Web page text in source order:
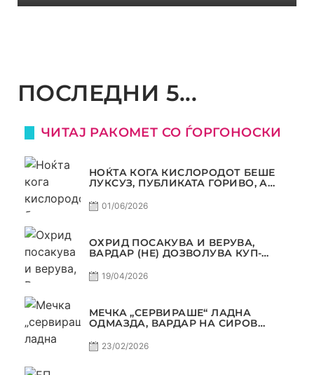
ПОСЛЕДНИ 5...
ЧИТАЈ РАКОМЕТ СО ЃОРГОНОСКИ
НОЌТА КОГА КИСЛОРОДОТ БЕШЕ
ЛУКСУЗ, ПУБЛИКАТА ГОРИВО, А
01/06/2026
ОХРИД ПОСАКУВА И ВЕРУВА,
ВАРДАР (НЕ) ДОЗВОЛУВА КУП-
19/04/2026
МЕЧКА „СЕРВИРАШЕ“ ЛАДНА
ОДМАЗДА, ВАРДАР НА СИРОВ
АВТОКОМАНДА
23/02/2026